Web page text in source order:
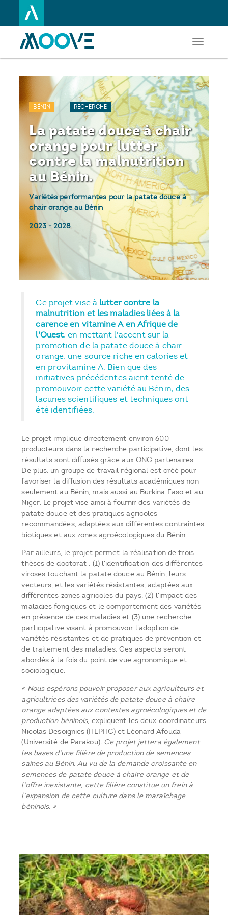
au
principal
Toggle
BÉNIN RECHERCHE
La patate douce à chair
orange pour lutter
contre la malnutrition
au Bénin.
Variétés performantes pour la patate douce à
chair orange au Bénin
2023-2028
Ce projet vise à lutter contre la
malnutrition et les maladies liées à la
carence en vitamine A en Afrique de
l'Ouest, en mettant l'accent sur la
promotion de la patate douce à chair
orange, une source riche en calories et
en provitamine A. Bien que des
initiatives précédentes aient tenté de
promouvoir cette variété au Bénin, des
lacunes scientifiques et techniques ont
été identifiées.
Le projet implique directement environ 600
producteurs dans la recherche participative, dont les
résultats sont diffusés grâce aux ONG partenaires.
De plus, un groupe de travail régional est créé pour
favoriser la diffusion des résultats académiques non
seulement au Bénin, mais aussi au Burkina Faso et au
Niger. Le projet vise ainsi à fournir des variétés de
patate douce et des pratiques agricoles
recommandées, adaptées aux différentes contraintes
biotiques et aux zones agroécologiques du Bénin.
Par ailleurs, le projet permet la réalisation de trois
thèses de doctorat : (1) l'identification des différentes
viroses touchant la patate douce au Bénin, leurs
vecteurs, et les variétés résistantes, adaptées aux
différentes zones agricoles du pays, (2) l'impact des
maladies fongiques et le comportement des variétés
en présence de ces maladies et (3) une recherche
participative visant à promouvoir l'adoption de
variétés résistantes et de pratiques de prévention et
de traitement des maladies. Ces aspects seront
abordés à la fois du point de vue agronomique et
sociologique.
« Nous espérons pouvoir proposer aux agriculteurs et
agricultrices des variétés de patate douce à chaire
orange adaptées aux contextes agroécologiques et de
production béninois, expliquent les deux coordinateurs
Nicolas Desoignies (HEPHC) et Léonard Afouda
(Université de Parakou). Ce projet jettera également
les bases d’une filière de production de semences
saines au Bénin. Au vu de la demande croissante en
semences de patate douce à chaire orange et de
l’offre inexistante, cette filière constitue un frein à
l’expansion de cette culture dans le maraîchage
béninois. »